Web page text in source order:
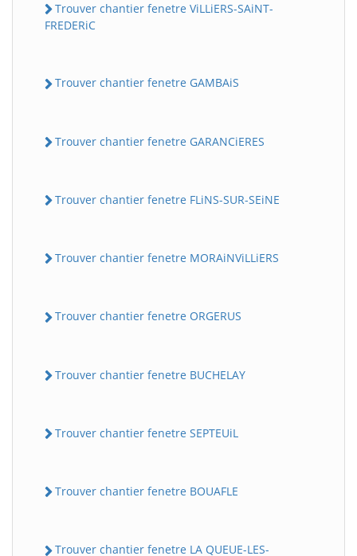
Trouver chantier fenetre ViLLiERS-SAiNT-
FREDERiC
Trouver chantier fenetre GAMBAiS
Trouver chantier fenetre GARANCiERES
Trouver chantier fenetre FLiNS-SUR-SEiNE
Trouver chantier fenetre MORAiNViLLiERS
Trouver chantier fenetre ORGERUS
Trouver chantier fenetre BUCHELAY
Trouver chantier fenetre SEPTEUiL
Trouver chantier fenetre BOUAFLE
Trouver chantier fenetre LA QUEUE-LES-